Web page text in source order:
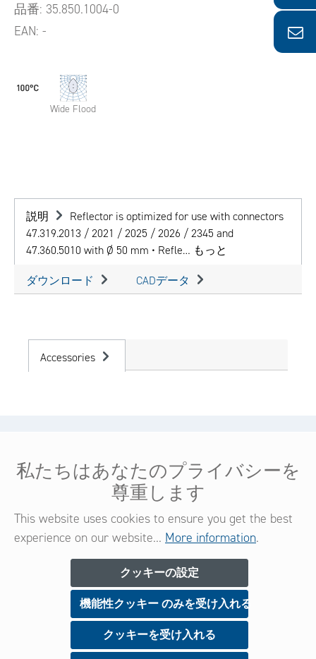
品番: 35.850.1004-0
EAN: -
Wide Flood
説明
Reflector is optimized for use with connectors
47.319.2013 / 2021 / 2025 / 2026 / 2345 and
47.360.5010 with Ø 50 mm • Refle… もっと
ダウンロード CADデータ
Accessories
法的情報
ニュースレター
今すぐご登録いただくと、新製品や特典に関する情
報を常に受け​​取ることができます。
私たちはあなたのプライバシーを
尊重します
This website uses cookies to ensure you get the best
experience on our website... More information.
クッキーの設定
機能性クッキー のみを受け入れる
クッキーを受け入れる